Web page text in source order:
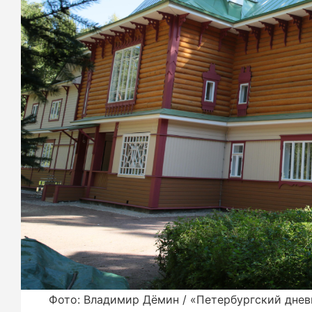
Фото: Владимир Дёмин / «Петербургский